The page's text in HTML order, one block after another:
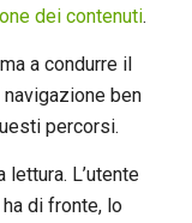
dei contenuti.
a condurre il
ben
percorsi.
L’utente
di fronte, lo